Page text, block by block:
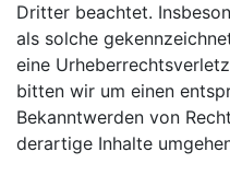
Dritter beachtet.
als solche
eine
bitten wir um einen
Bekanntwerden von
derartige Inhalte